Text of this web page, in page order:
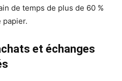
de temps de plus de 60 %
papier.
et échanges